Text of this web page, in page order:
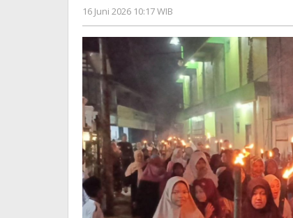
16 Juni 2026 10:17 WIB
Gagah
Saputra